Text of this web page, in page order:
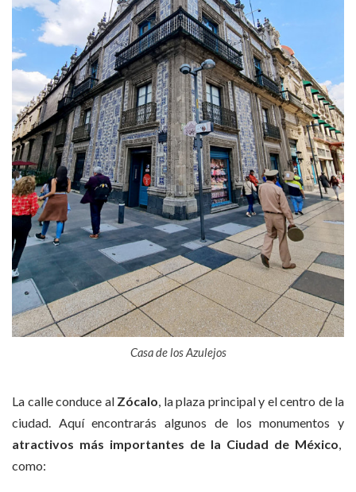
Casa de los Azulejos
La calle conduce alZócalo, la plaza principal y el centro de la
ciudad. Aquí encontrarás algunos de los monumentos y
atractivos más importantes de la Ciudad de México,
como: